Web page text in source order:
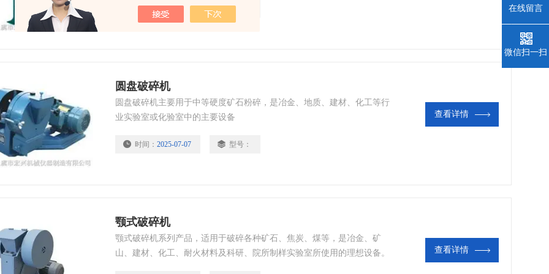
时间： 2025-07-07 型号：
圆盘破碎机
圆盘破碎机主要用于中等硬度矿石粉碎，是冶金、地质、建材、化工等行
业实验室或化验室中的主要设备
时间： 2025-07-07 型号：
查看详情
颚式破碎机
颚式破碎机系列产品，适用于破碎各种矿石、焦炭、煤等，是冶金、矿
山、建材、化工、耐火材料及科研、院所制样实验室所使用的理想设备。
查看详情
在线留言
微信扫一扫